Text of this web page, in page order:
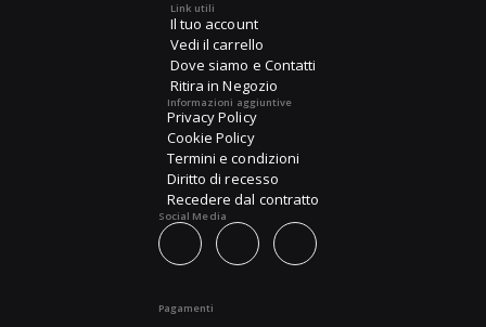
Link utili
Il tuo account
Vedi il carrello
Dove siamo e Contatti
Ritira in Negozio
Informazioni aggiuntive
Privacy Policy
Cookie Policy
Termini e condizioni
Diritto di recesso
Recedere dal contratto
Social Media
Pagamenti